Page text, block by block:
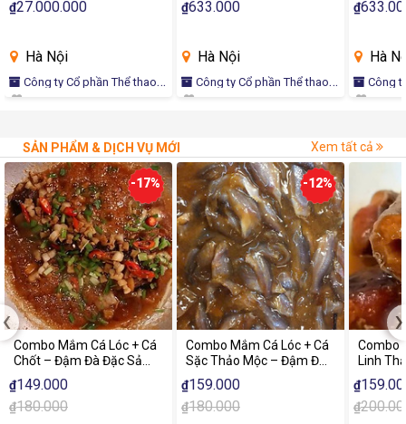
₫27.000.000
Hà Nội
Quốc tế LOTUS
₫633.000
Hà Nội
Quốc tế LOTUS
₫
Hà
Quốc tế
SẢN PHẨM & DỊCH VỤ MỚI Xem tất cả
-17%
Combo Mắm Cá Lóc + Cá
Chốt – Đậm Đà Đặc Sản
Miền Tây
₫149.000
₫180.000
-12%
Combo Mắm Cá Lóc + Cá
Sặc Thảo Mộc – Đậm Đà
Hương Vị Miền Tây
₫159.000
₫180.000
Combo
Linh
Hương
₫
₫
‹ ›